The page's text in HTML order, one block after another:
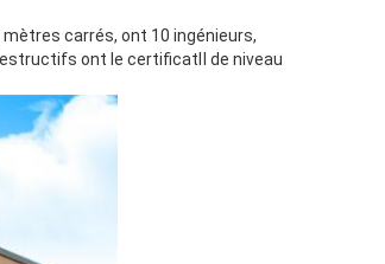
carrés, ont 10 ingénieurs,
ont le certificatⅡ de niveau